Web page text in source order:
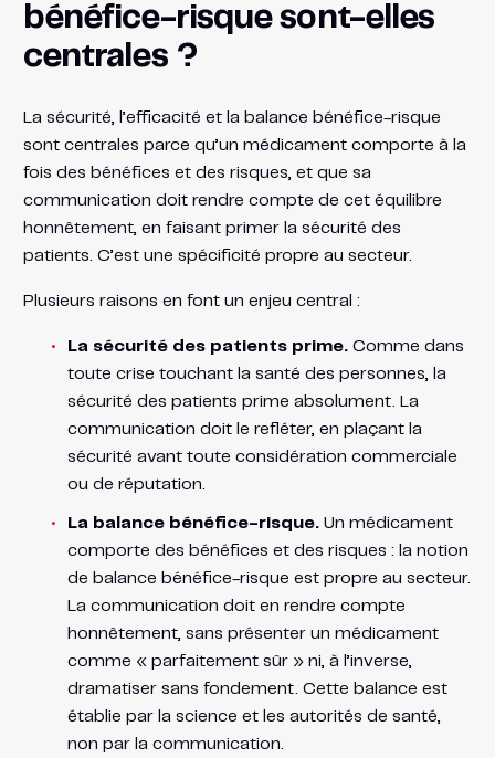
bénéfice-risque sont-elles
centrales ?
La sécurité, l’efficacité et la balance bénéfice-risque
sont centrales parce qu’un médicament comporte à la
fois des bénéfices et des risques, et que sa
communication doit rendre compte de cet équilibre
honnêtement, en faisant primer la sécurité des
patients. C’est une spécificité propre au secteur.
Plusieurs raisons en font un enjeu central :
La sécurité des patients prime.Comme dans
toute crise touchant la santé des personnes, la
sécurité des patients prime absolument. La
communication doit le refléter, en plaçant la
sécurité avant toute considération commerciale
ou de réputation.
La balance bénéfice-risque.Un médicament
comporte des bénéfices et des risques : la notion
de balance bénéfice-risque est propre au secteur.
La communication doit en rendre compte
honnêtement, sans présenter un médicament
comme « parfaitement sûr » ni, à l’inverse,
dramatiser sans fondement. Cette balance est
établie par la science et les autorités de santé,
non par la communication.